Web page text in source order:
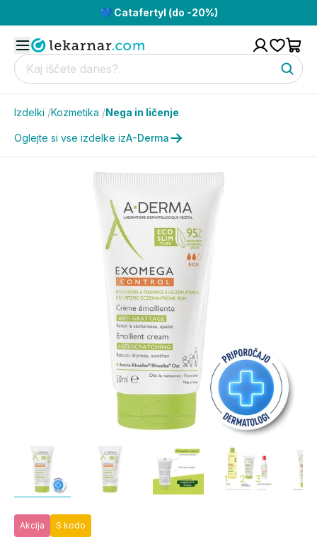
💙 Catafertyl (do -20%)
Izdelki /Kozmetika /Nega in ličenje
Oglejte si vse izdelke izA-Derma
Akcija S kodo